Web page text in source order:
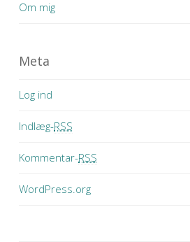
Om mig
Meta
Log ind
Indlæg-RSS
Kommentar-RSS
WordPress.org